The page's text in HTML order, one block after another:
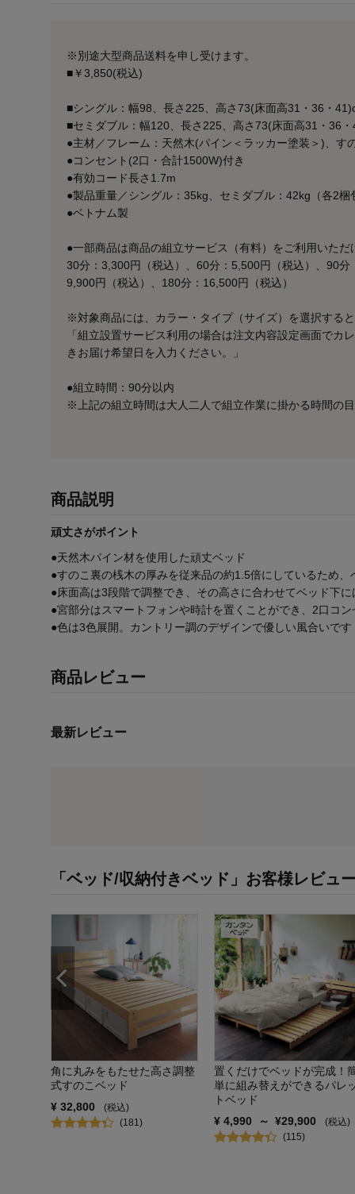
※別途大型商品送料を申し受けます。
■￥3,850(税込)
■シングル：幅98、長さ225、高さ73(床面高31・36・
■セミダブル：幅120、長さ225、高さ73(床面高31・36
●主材／フレーム：天然木(パイン＜ラッカー塗装＞)、す
●コンセント(2口・合計1500W)付き
●有効コード長さ1.7m
●製品重量／シングル：35kg、セミダブル：42kg（各2梱
●ベトナム製
●一部商品は商品の組立サービス（有料）をご利用いただ
30分：3,300円（税込）、60分：5,500円（税込）、90
9,900円（税込）、180分：16,500円（税込）
※対象商品には、カラー・タイプ（サイズ）を選択する
「組立設置サービス利用の場合は注文内容設定画面でカ
きお届け希望日を入力ください。」
●組立時間：90分以内
※上記の組立時間は大人二人で組立作業に掛かる時間の
商品説明
頑丈さがポイント
●天然木パイン材を使用した頑丈ベッド
●すのこ裏の桟木の厚みを従来品の約1.5倍にしているため
●床面高は3段階で調整でき、その高さに合わせてベッド下
●宮部分はスマートフォンや時計を置くことができ、2口コ
●色は3色展開。カントリー調のデザインで優しい風合いです
商品レビュー
最新レビュー
「ベッド/収納付きベッド」お客様レビュ
角に丸みをもたせた高さ調整
式すのこベッド
¥ 32,800
(税込)
(181)
置くだけでベッドが完成！
単に組み替えができるパレ
トベッド
¥ 4,990 ～ ¥29,900
(税込)
(115)